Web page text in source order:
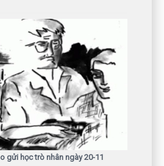
gửi học trò nhân ngày 20-11